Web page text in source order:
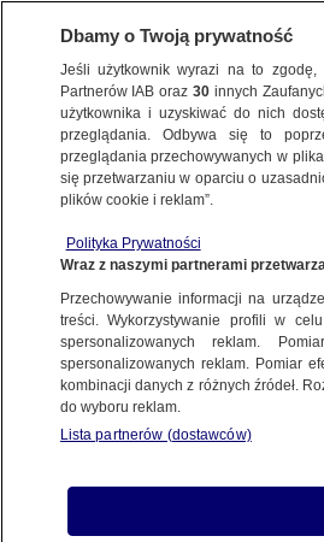
METEO
NAJNOWSZE
zatoka chłodu" na
13.01.2015, 12:13
Udostępnij
Dbamy o Twoją prywatność
Jeśli użytkownik wyrazi na to
Partnerów IAB oraz30 innych
użytkownika i uzyskiwać do nich
przeglądania. Odbywa się to
przeglądania przechowywanych w
się przetwarzaniu w oparciu o
plików cookie i reklam”.
Polityka Prywatności
Wraz z naszymi partnerami
Przechowywanie informacji na
treści. Wykorzystywanie profili w
spersonalizowanych reklam.
spersonalizowanych reklam. Pomiar
kombinacji danych z różnych źródeł.
do wyboru reklam.
Lista partnerów (dostawców)